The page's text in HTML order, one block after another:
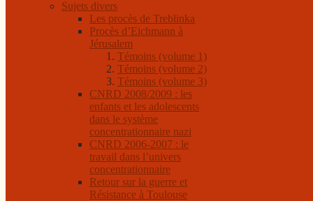
Sujets divers
Les procès de Treblinka
Procès d’Eichmann à
Jérusalem
Témoins (volume 1)
Témoins (volume 2)
Témoins (volume 3)
CNRD 2008/2009 : les
enfants et les adolescents
dans le système
concentrationnaire nazi
CNRD 2006-2007 : le
travail dans l’univers
concentrationnaire
Retour sur la guerre et
Résistance à Toulouse